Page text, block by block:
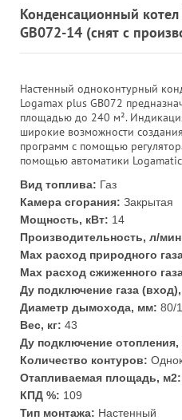
Конденсационный
GB072-14 (снят с
Настенный одноконтурный
Logamax plus GB072
площадью до 240 м².
широкие возможности
программ с помощью
помощью автоматики
Вид топлива: Газ
Камера сгорания: Закрытая
Мощность, кВт: 14
Производительность, л/
Max расход природного
Max расход сжиженного
Ду подключение газа
Диаметр дымохода, мм: 80/
Вес, кг: 43
Ду подключение
Количество контуров:
Отапливаемая площадь, м2:
КПД %: 109
Тип монтажа: Настенный